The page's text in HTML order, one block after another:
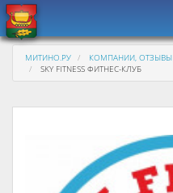
МИТИНО.РУ КОМПАНИИ, ОТЗЫВЫ
SKY FITNESS ФИТНЕС-КЛУБ